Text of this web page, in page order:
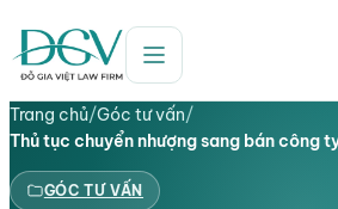
Trang chủ/Góc tư vấn/
Thủ tục chuyển nhượng sang bán công
GÓC TƯ VẤN